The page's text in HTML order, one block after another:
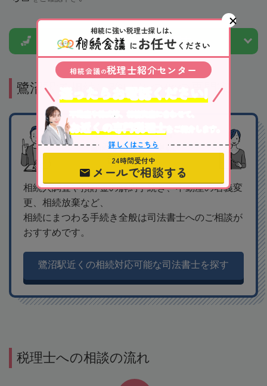
市区町村から 税理士を探す
鷺沼駅で相続に強いその他の専門家
相続手続きや、不
動産の名義変更は
司法書士へ
相続人調査や預貯金の解約手続き、不動産の名義変
更、相続放棄など、
相続にまつわる手続き全般は司法書士へのご相談が
おすすめです。
鷺沼駅近くの相続対応可能な司法書士を探す
税理士への相談の流れ
相続に強い税理士探しは、
にお任せ ください
相続会議の税理士紹介センター
不動産や株式等、相続資産に合わせて、
お近くの専門税理士
をご紹介します。
詳しくはこちら
24時間受付中
メールで相談する